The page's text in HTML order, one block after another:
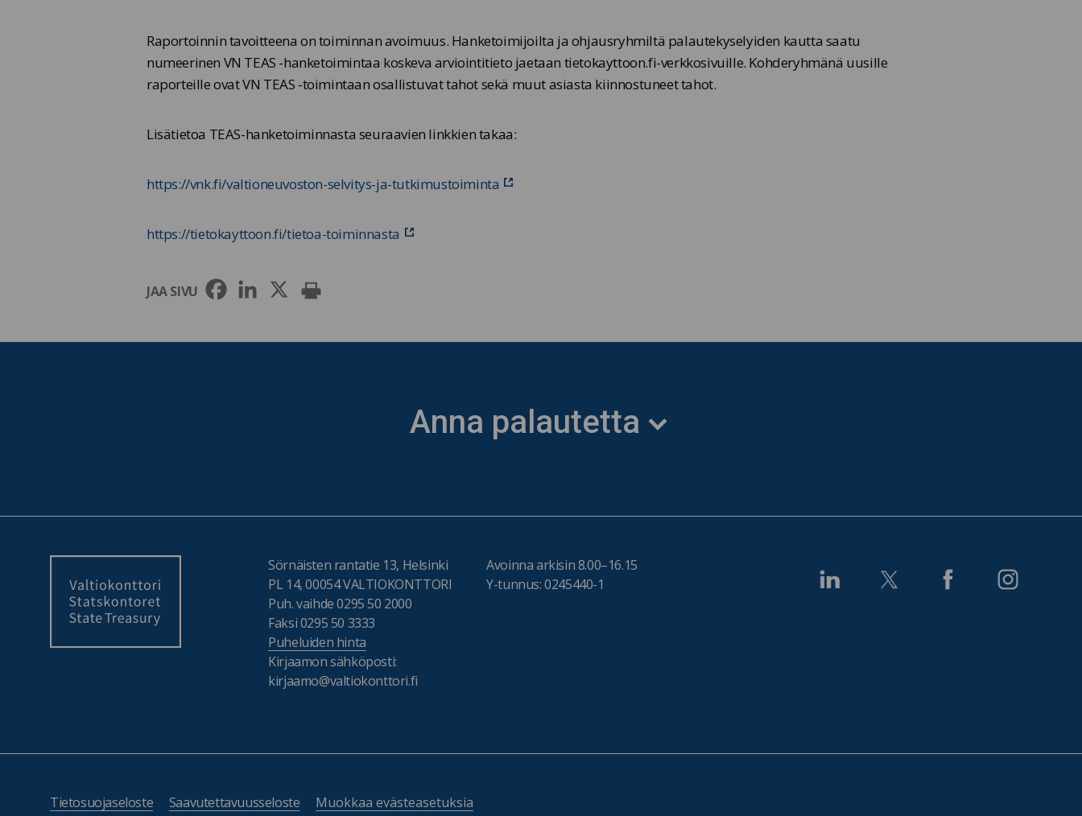
Raportoinnin tavoitteena on toiminnan avoimuus. Hanketoimijoilta ja ohjausryhmiltä palautekyselyiden kautta saatu
numeerinen VN TEAS -hanketoimintaa koskeva arviointitieto jaetaan tietokayttoon.fi-verkkosivuille. Kohderyhmänä uusille
raporteille ovat VN TEAS -toimintaan osallistuvat tahot sekä muut asiasta kiinnostuneet tahot.
Lisätietoa TEAS-hanketoiminnasta seuraavien linkkien takaa:
https://vnk.fi/valtioneuvoston-selvitys-ja-tutkimustoiminta
https://tietokayttoon.fi/tietoa-toiminnasta
JAA SIVU
Anna palautetta
Sörnäisten rantatie 13, Helsinki
PL 14, 00054 VALTIOKONTTORI
Puh. vaihde 0295 50 2000
Faksi 0295 50 3333
Puheluiden hinta
Kirjaamon sähköposti:
kirjaamo@valtiokonttori.fi
Avoinna arkisin 8.00–16.15
Y-tunnus: 0245440-1
Tietosuojaseloste Saavutettavuusseloste Muokkaa evästeasetuksia